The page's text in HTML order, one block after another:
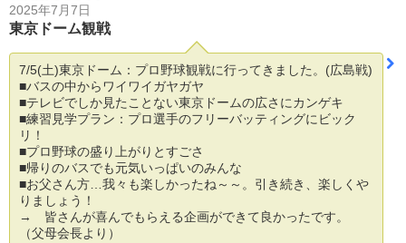
2025年7月7日
東京ドーム観戦
7/5(土)東京ドーム：プロ野球観戦に行ってきました。(広島戦)
■バスの中からワイワイガヤガヤ
■テレビでしか見たことない東京ドームの広さにカンゲキ
■練習見学プラン：プロ選手のフリーバッティングにビック
リ！
■プロ野球の盛り上がりとすごさ
■帰りのバスでも元気いっぱいのみんな
■お父さん方…我々も楽しかったね～～。引き続き、楽しくや
りましょう！
→ 皆さんが喜んでもらえる企画ができて良かったです。
（父母会長より）